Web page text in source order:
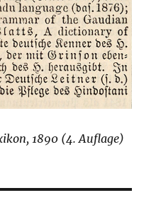
1890 (4. Auflage)